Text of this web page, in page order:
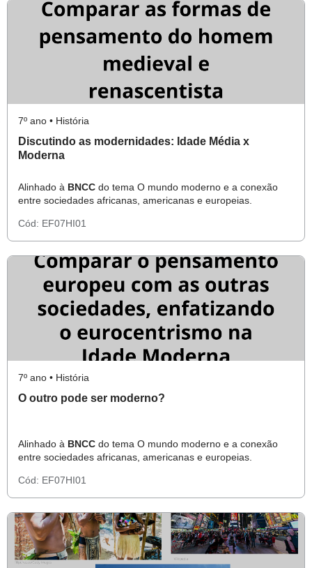
7º ano • História
Discutindo as modernidades: Idade Média x
Moderna
Alinhado à BNCC do tema O mundo moderno e a conexão
entre sociedades africanas, americanas e europeias.
Cód: EF07HI01
7º ano • História
O outro pode ser moderno?
Alinhado à BNCC do tema O mundo moderno e a conexão
entre sociedades africanas, americanas e europeias.
Cód: EF07HI01